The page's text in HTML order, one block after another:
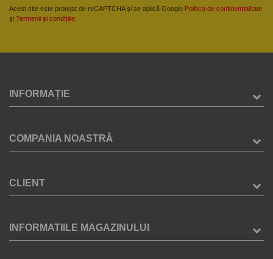
Acest site este protejat de reCAPTCHA și se aplică Google Politica de confidențialitate
și Termenii și condițiile
INFORMAȚIE
COMPANIA NOASTRĂ
CLIENT
INFORMATIILE MAGAZINULUI